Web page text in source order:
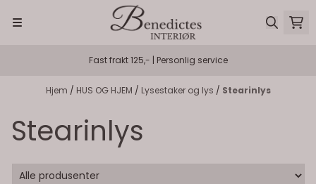
Fast frakt 125,- | Personlig service
Hjem / HUS OG HJEM / Lysestaker og lys / Stearinlys
Stearinlys